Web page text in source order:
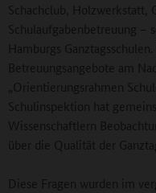
Schachclub, Holzwerkstatt,
Schulaufgabenbetreuung –
Hamburgs
Betreuungsangebote am
„Orientierungsrahmen
Schulinspektion hat
Wissenschaftlern
über die Qualität der
Diese Fragen wurden im